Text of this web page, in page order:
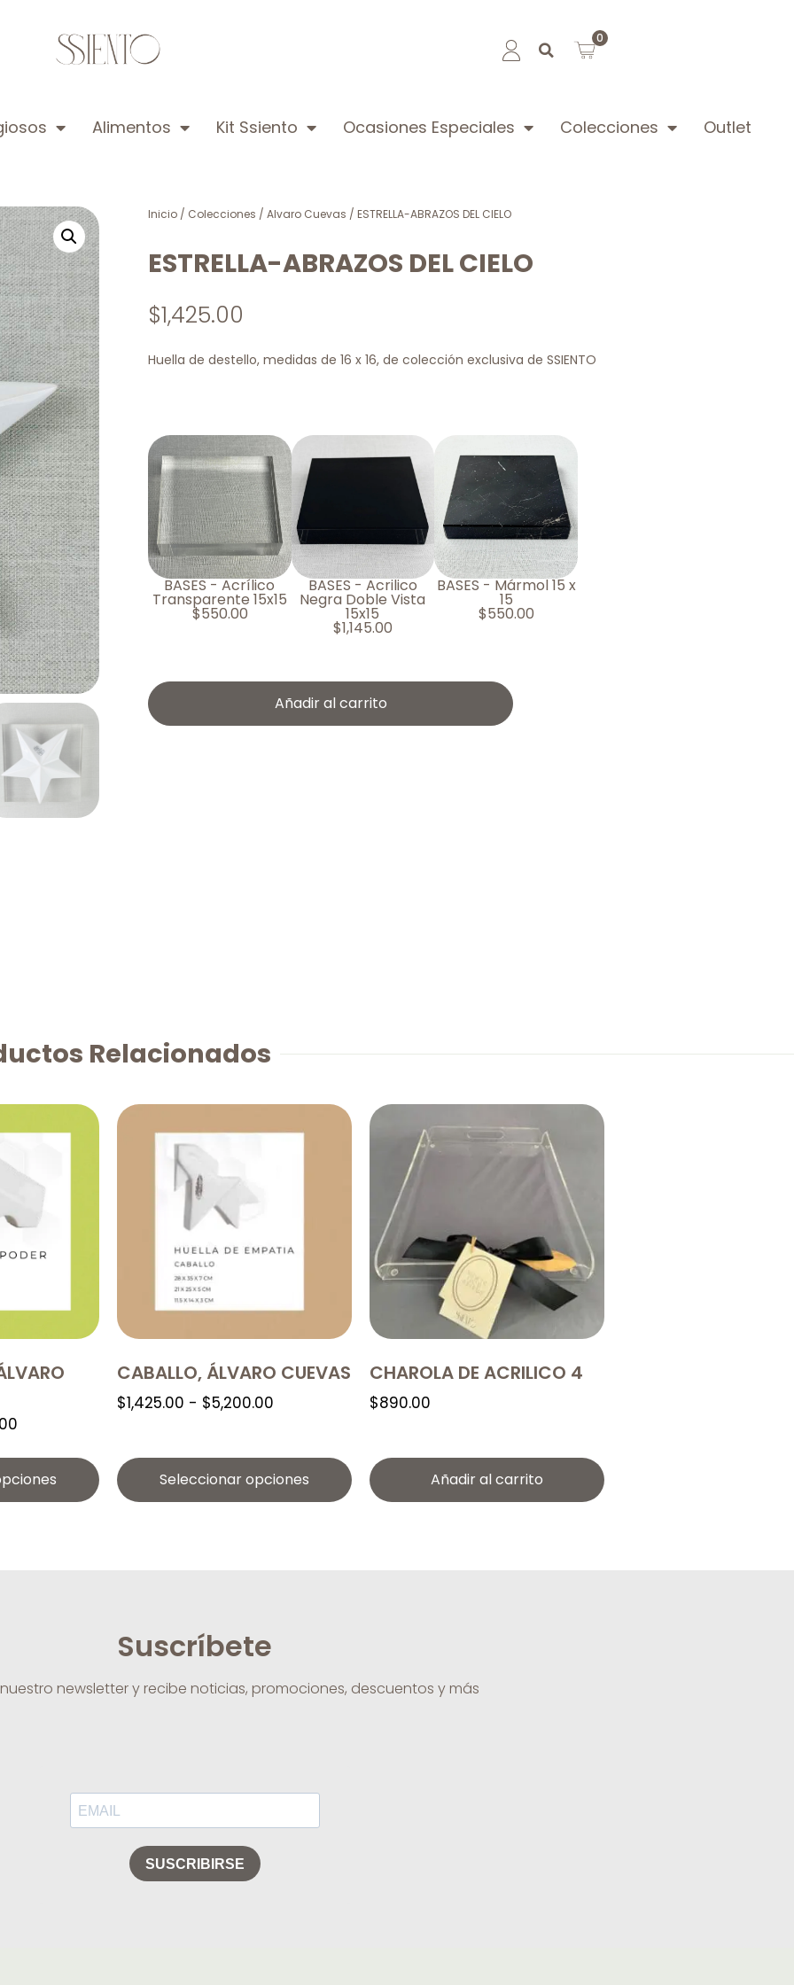
0
Alimentos Kit Ssiento Ocasiones Especiales Colecciones Outlet
Inicio / Colecciones / Alvaro Cuevas / ESTRELLA-ABRAZOS DEL CIELO
ESTRELLA-ABRAZOS DEL CIELO
$1,425.00
Huella de destello, medidas de 16 x 16, de colección exclusiva de SSIENTO
BASES - Acrílico
Transparente 15x15
$550.00
BASES - Acrilico
Negra Doble Vista
15x15
$1,145.00
BASES - Mármol 15 x
15
$550.00
Añadir al carrito
Relacionados
CABALLO, ÁLVARO CUEVAS
$1,425.00 - $5,200.00
Seleccionar opciones
CHAROLA DE ACRILICO 4
$890.00
Añadir al carrito
Suscríbete
newsletter y recibe noticias, promociones, descuentos y más